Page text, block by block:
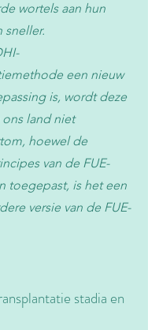
wortels aan hun
sneller.
een nieuw
is, wordt deze
land niet
hoewel de
van de FUE-
toegepast, is het een
versie van de FUE-
stadia en